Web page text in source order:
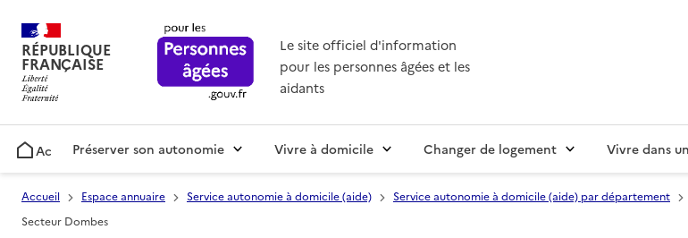
RÉPUBLIQUE
FRANÇAISE
Le site officiel d'information
pour les personnes âgées et les
aidants
AccueilPréserver son autonomie Vivre à domicile Changer de logement Vivre dans
Accueil Espace annuaire Service autonomie à domicile (aide) Service autonomie à domicile (aide) par département
Secteur Dombes